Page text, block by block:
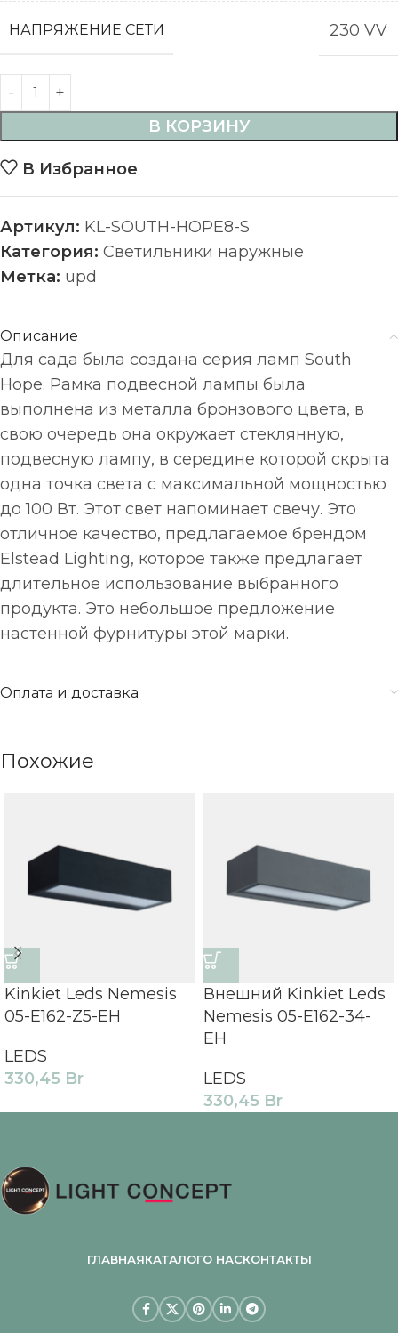
НАПРЯЖЕНИЕ СЕТИ 230 VV
В КОРЗИНУ
В Избранное
Артикул: KL-SOUTH-HOPE8-S
Категория: Светильники наружные
Метка: upd
Описание
Для сада была создана серия ламп South
Hope. Рамка подвесной лампы была
выполнена из металла бронзового цвета, в
свою очередь она окружает стеклянную,
подвесную лампу, в середине которой скрыта
одна точка света с максимальной мощностью
до 100 Вт. Этот свет напоминает свечу. Это
отличное качество, предлагаемое брендом
Elstead Lighting, которое также предлагает
длительное использование выбранного
продукта. Это небольшое предложение
настенной фурнитуры этой марки.
Оплата и доставка
Похожие
Kinkiet Leds Nemesis
05-E162-Z5-EH
LEDS
330,45 Br
Внешний Kinkiet Leds
Nemesis 05-E162-34-
EH
LEDS
330,45 Br
ГЛАВНАЯКАТАЛОГО НАСКОНТАКТЫ